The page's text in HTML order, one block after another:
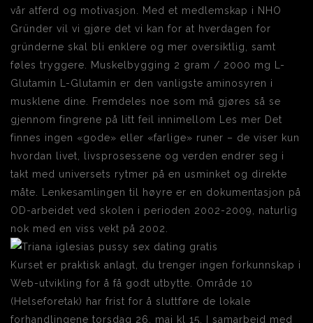
vår atferd og motivasjon. Med et medlemskap i NHO
Gründer vil vi gjøre det vi kan for at hverdagen for
gründerne skal bli enklere og mer oversiktlig, samt
føles tryggere. Muskelbygging 2 gram / 2000 mg L-
Glutamin L-Glutamin er den vanligste aminosyren i
musklene dine. Fremdeles noe som må gjøres så se
gjennom fingrene på litt feil innimellom Les mer Det
finnes ingen «gode» eller «farlige» runer – de viser kun
hvordan livet, livsprosessene og verden endrer seg i
takt med universets rytmer på en usminket og direkte
måte. Lenkesamlingen til høyre er en dokumentasjon på
OD-arbeidet ved skolen i perioden 2002-2009, naturlig
nok med en viss vekt på 2002.
Kurset er praktisk anlagt, du trenger ingen forkunnskap i
Web-utvikling for å få godt utbytte. Område 10
(Helseforetak) har frist for å sluttføre de lokale
forhandlingene torsdag 26. mai kl 15. I samarbeid med